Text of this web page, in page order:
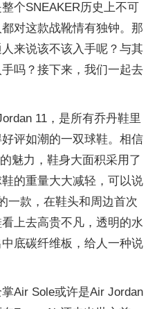
个SNEAKER历史上不可
对这款战靴情有独钟。那
来说该不该入手呢？与其
吗？接下来，我们一起去
11，是所有乔丹鞋里
评如潮的一双球鞋。相信
魅力，鞋身大面积采用了
的重量大大减轻，可以说
一款，在鞋头和周边首次
上去高贵不凡，透明的水
底碳纤维板，给人一种说
Air Sole或许是Air Jordan